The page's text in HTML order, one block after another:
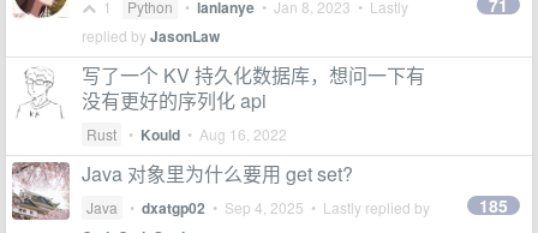
1 Python • lanlanye • Jan 8, 2023 • Lastly
replied byJasonLaw
71
写了一个 KV 持久化数据库，想问一下有
没有更好的序列化 api
Rust • Kould • Aug 16, 2022
Java 对象里为什么要用 get set?
Java • dxatgp02 • Sep 4, 2025 • Lastly replied by 185